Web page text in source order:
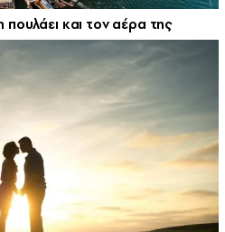
και τον αέρα της